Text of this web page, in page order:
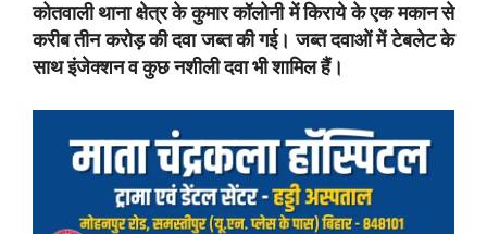
कोतवाली थाना क्षेत्र के कुमार कॉलोनी में किराये के एक मकान से
करीब तीन करोड़ की दवा जब्त की गई। जब्त दवाओं में टेबलेट के
साथ इंजेक्शन व कुछ नशीली दवा भी शामिल हैं।